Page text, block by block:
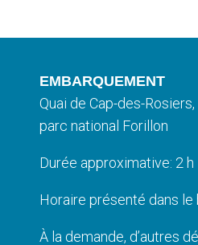
EMBARQUEMENT
Quai de Cap-des-Rosiers,
parc national Forillon
Durée approximative: 2 h
Horaire présenté dans le
À la demande, d’autres